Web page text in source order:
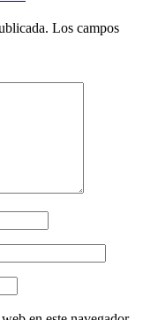
Los campos